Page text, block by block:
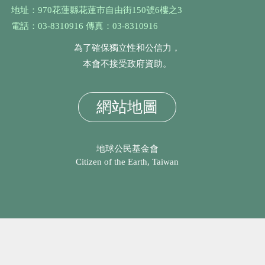
地址：970花蓮縣花蓮市自由街150號6樓之3
電話：03-8310916 傳真：03-8310916
為了確保獨立性和公信力，
本會不接受政府資助。
網站地圖
地球公民基金會
Citizen of the Earth, Taiwan